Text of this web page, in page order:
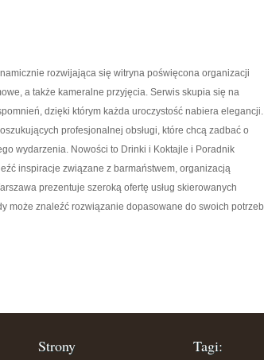
rozwijająca się witryna poświęcona organizacji
a także kameralne przyjęcia. Serwis skupia się na
dzięki którym każda uroczystość nabiera elegancji.
profesjonalnej obsługi, które chcą zadbać o
wydarzenia. Nowości to Drinki i Koktajle i Poradnik
inspiracje związane z barmaństwem, organizacją
prezentuje szeroką ofertę usług skierowanych
może znaleźć rozwiązanie dopasowane do swoich potrzeb
Strony Tagi: